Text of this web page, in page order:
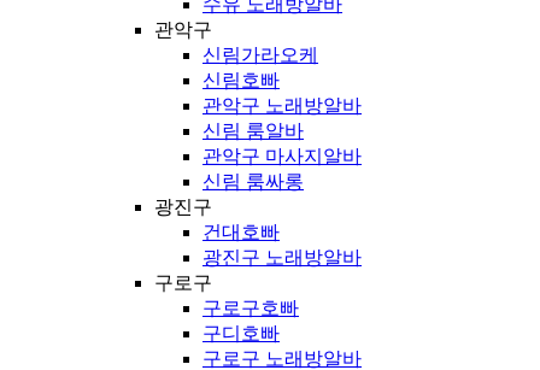
수유 노래방알바
관악구
신림가라오케
신림호빠
관악구 노래방알바
신림 룸알바
관악구 마사지알바
신림 룸싸롱
광진구
건대호빠
광진구 노래방알바
구로구
구로구호빠
구디호빠
구로구 노래방알바